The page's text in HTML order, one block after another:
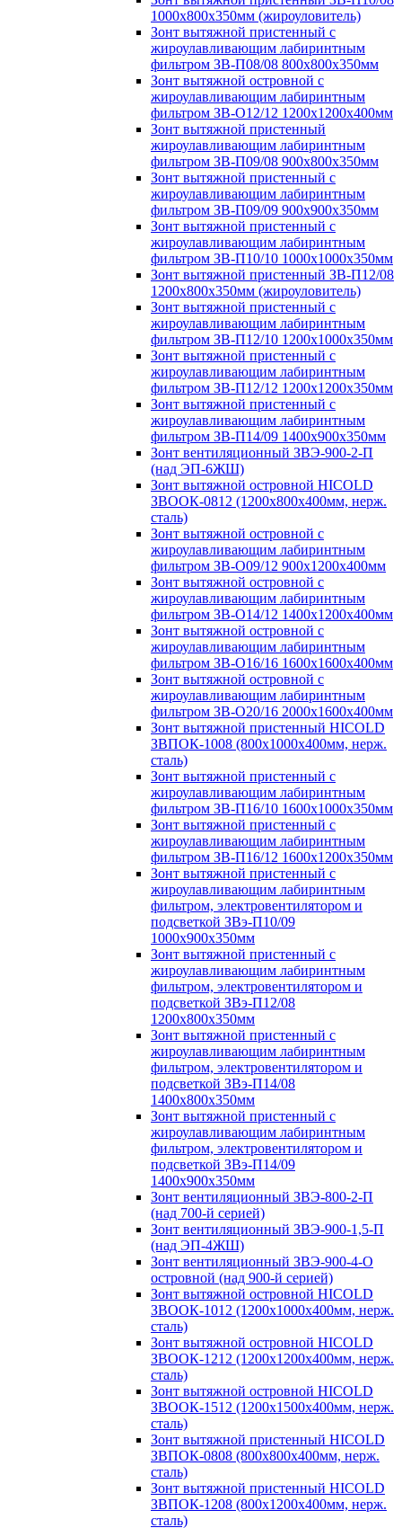
1000х800х350мм (жироуловитель)
Зонт вытяжной пристенный с
жироулавливающим лабиринтным
фильтром ЗВ-П08/08 800х800х350мм
Зонт вытяжной островной с
жироулавливающим лабиринтным
фильтром ЗВ-О12/12 1200х1200х400мм
Зонт вытяжной пристенный
жироулавливающим лабиринтным
фильтром ЗВ-П09/08 900х800х350мм
Зонт вытяжной пристенный с
жироулавливающим лабиринтным
фильтром ЗВ-П09/09 900х900х350мм
Зонт вытяжной пристенный с
жироулавливающим лабиринтным
фильтром ЗВ-П10/10 1000х1000х350мм
Зонт вытяжной пристенный ЗВ-П12/08
1200х800х350мм (жироуловитель)
Зонт вытяжной пристенный с
жироулавливающим лабиринтным
фильтром ЗВ-П12/10 1200х1000х350мм
Зонт вытяжной пристенный с
жироулавливающим лабиринтным
фильтром ЗВ-П12/12 1200х1200х350мм
Зонт вытяжной пристенный с
жироулавливающим лабиринтным
фильтром ЗВ-П14/09 1400х900х350мм
Зонт вентиляционный ЗВЭ-900-2-П
(над ЭП-6ЖШ)
Зонт вытяжной островной HICOLD
ЗВООК-0812 (1200х800x400мм, нерж.
сталь)
Зонт вытяжной островной с
жироулавливающим лабиринтным
фильтром ЗВ-О09/12 900х1200х400мм
Зонт вытяжной островной с
жироулавливающим лабиринтным
фильтром ЗВ-О14/12 1400х1200х400мм
Зонт вытяжной островной с
жироулавливающим лабиринтным
фильтром ЗВ-О16/16 1600х1600х400мм
Зонт вытяжной островной с
жироулавливающим лабиринтным
фильтром ЗВ-О20/16 2000х1600х400мм
Зонт вытяжной пристенный HICOLD
ЗВПОК-1008 (800х1000х400мм, нерж.
сталь)
Зонт вытяжной пристенный с
жироулавливающим лабиринтным
фильтром ЗВ-П16/10 1600х1000х350мм
Зонт вытяжной пристенный с
жироулавливающим лабиринтным
фильтром ЗВ-П16/12 1600х1200х350мм
Зонт вытяжной пристенный с
жироулавливающим лабиринтным
фильтром, электровентилятором и
подсветкой ЗВэ-П10/09
1000х900х350мм
Зонт вытяжной пристенный с
жироулавливающим лабиринтным
фильтром, электровентилятором и
подсветкой ЗВэ-П12/08
1200х800х350мм
Зонт вытяжной пристенный с
жироулавливающим лабиринтным
фильтром, электровентилятором и
подсветкой ЗВэ-П14/08
1400х800х350мм
Зонт вытяжной пристенный с
жироулавливающим лабиринтным
фильтром, электровентилятором и
подсветкой ЗВэ-П14/09
1400х900х350мм
Зонт вентиляционный ЗВЭ-800-2-П
(над 700-й серией)
Зонт вентиляционный ЗВЭ-900-1,5-П
(над ЭП-4ЖШ)
Зонт вентиляционный ЗВЭ-900-4-О
островной (над 900-й серией)
Зонт вытяжной островной HICOLD
ЗВООК-1012 (1200х1000х400мм, нерж.
сталь)
Зонт вытяжной островной HICOLD
ЗВООК-1212 (1200x1200x400мм, нерж.
сталь)
Зонт вытяжной островной HICOLD
ЗВООК-1512 (1200х1500х400мм, нерж.
сталь)
Зонт вытяжной пристенный HICOLD
ЗВПОК-0808 (800х800х400мм, нерж.
сталь)
Зонт вытяжной пристенный HICOLD
ЗВПОК-1208 (800х1200х400мм, нерж.
сталь)